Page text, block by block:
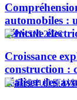
automobiles :
véhicule
Croissance
construction :
réaliser des